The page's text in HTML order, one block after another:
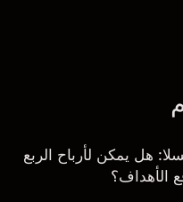
هل يمكن لأرباح الربع